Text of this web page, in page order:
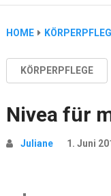
HOME
KÖRPERPFLEGE
Nivea für
Juliane 1. Juni